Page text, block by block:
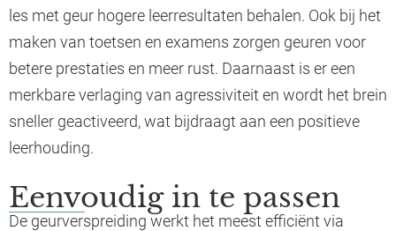
les met geur hogere leerresultaten behalen. Ook bij het
maken van toetsen en examens zorgen geuren voor
betere prestaties en meer rust. Daarnaast is er een
merkbare verlaging van agressiviteit en wordt het brein
sneller geactiveerd, wat bijdraagt aan een positieve
leerhouding.
Eenvoudig in te passen
De geurverspreiding werkt het meest efficiënt via